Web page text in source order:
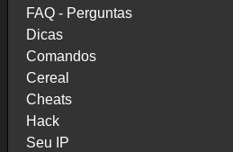
FAQ - Perguntas
Dicas
Comandos
Cereal
Cheats
Hack
Seu IP